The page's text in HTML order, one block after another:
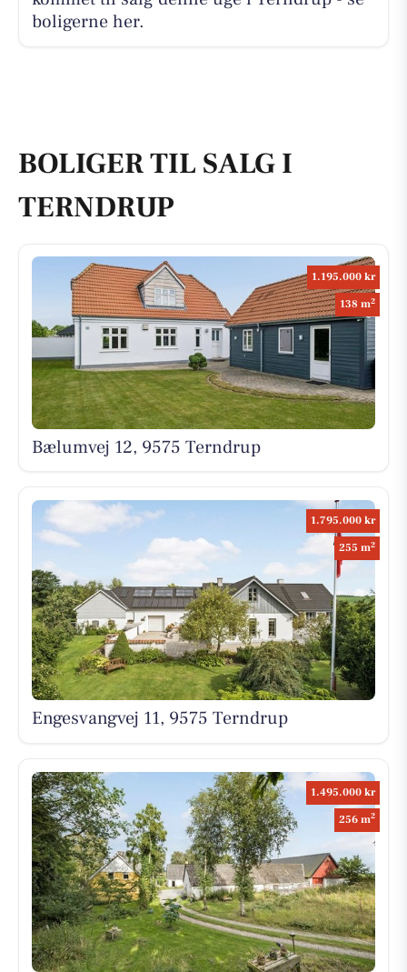
boligerne her.
BOLIGER TIL SALG I
TERNDRUP
1.195.000 kr
138 m2
Bælumvej 12, 9575 Terndrup
1.795.000 kr
255 m2
Engesvangvej 11, 9575 Terndrup
1.495.000 kr
256 m2